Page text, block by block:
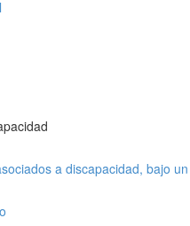
a discapacidad, bajo